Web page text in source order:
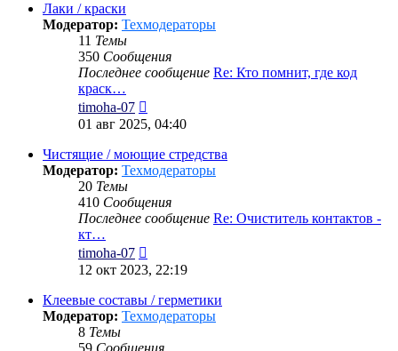
Лаки / краски
Модератор: Техмодераторы
11 Темы
350 Сообщения
Последнее сообщение Re: Кто помнит, где код
краск…
timoha-07
последнему
сообщению
01 авг 2025, 04:40
Чистящие / моющие стредства
Модератор: Техмодераторы
20 Темы
410 Сообщения
Последнее сообщение Re: Очиститель контактов -
кт…
timoha-07
к
последнему
сообщению
12 окт 2023, 22:19
Клеевые составы / герметики
Модератор: Техмодераторы
8 Темы